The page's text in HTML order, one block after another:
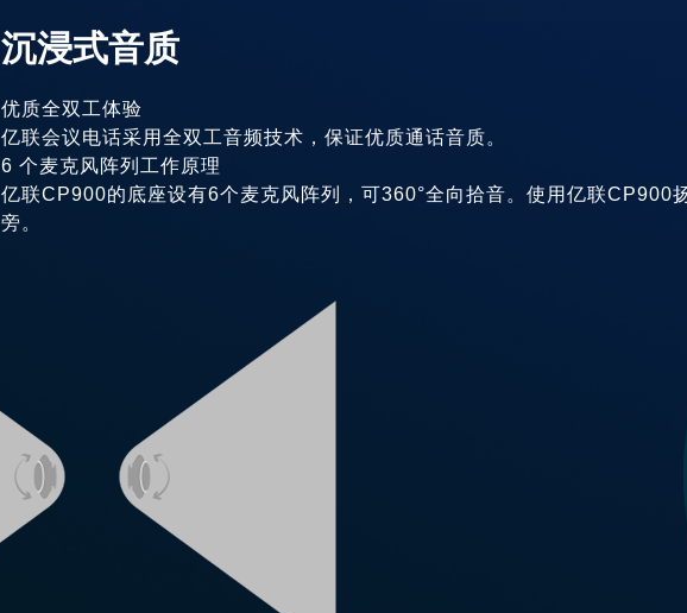
沉浸式音质
优质全双工体验
亿联会议电话采用全双工音频技术，保证优质通话音质。
6 个麦克风阵列工作原理
亿联CP900的底座设有6个麦克风阵列，可360°全向拾音。使用亿联CP900
旁。